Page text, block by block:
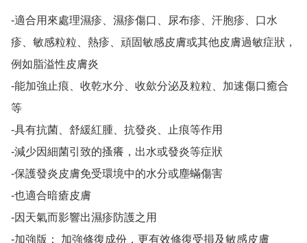
-適合用來處理濕疹、濕疹傷口、尿布疹、汗胞疹、口水
疹、敏感粒粒、熱疹、頑固敏感皮膚或其他皮膚過敏症狀，
例如脂溢性皮膚炎
-能加強止痕、收乾水分、收歛分泌及粒粒、加速傷口癒合
等
-具有抗菌、舒緩紅腫、抗發炎、止痕等作用
-減少因細菌引致的搔癢，出水或發炎等症狀
-保護發炎皮膚免受環境中的水分或塵蟎傷害
-也適合暗瘡皮膚
-因天氣而影響出濕疹防護之用
-加強版： 加強修復成份，更有效修復受損及敏感皮膚